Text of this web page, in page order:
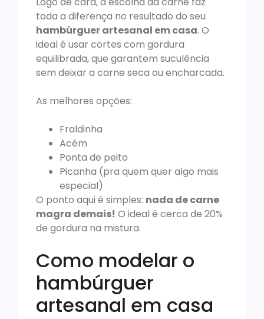
toda a diferença no resultado do seu
hambúrguer artesanal em casa. O
ideal é usar cortes com gordura
equilibrada, que garantem suculência
sem deixar a carne seca ou encharcada.
As melhores opções:
Fraldinha
Acém
Ponta de peito
Picanha (pra quem quer algo mais
especial)
O ponto aqui é simples: nada de carne
magra demais! O ideal é cerca de 20%
de gordura na mistura.
Como modelar o
hambúrguer
artesanal em casa